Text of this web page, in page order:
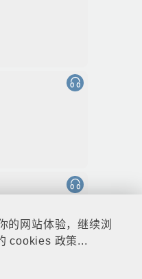
的网站体验，继续浏
cookies 政策...